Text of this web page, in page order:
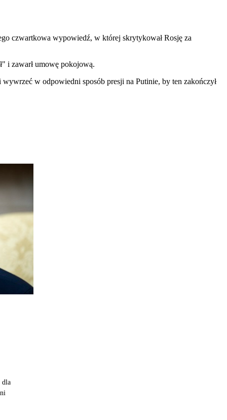
czwartkowa wypowiedź, w której skrytykował Rosję za
i zawarł umowę pokojową.
w odpowiedni sposób presji na Putinie, by ten zakończył
dla